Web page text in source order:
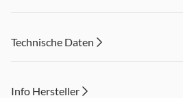
Technische Daten
Info Hersteller